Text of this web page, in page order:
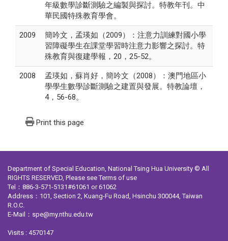
年級數學診斷測驗之編製與探討。特教年刊。中
華民國特殊教育學會。
2009
簡吟文，孟瑛如（2009）：注意力訓練對國小學
習障礙學生在課堂學習時注意力影響之探討。特
殊教育與復建學報，20，25-52。
2008
孟瑛如，蘇肖好，簡吟文（2008）：澳門地區小
學學生數學診斷測驗之建置與發展。特教論壇，
4，56-68。
Print this page
Department of Special Education, National Tsing Hua University © All
RIGHTS RESERVED, Please seeTerms of use
Tel：886-3-571-5131#61061 or 61062
Address：101, Section 2, Kuang-Fu Road, Hsinchu 300044, Taiwan
R.O.C.
E-Mail：spe@my.nthu.edu.tw
Visits : 4570147